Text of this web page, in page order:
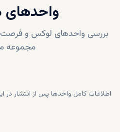
واحدهای
بررسی واحدهای لوکس و
مجموعه
اطلاعات کامل واحدها پس از انتشار